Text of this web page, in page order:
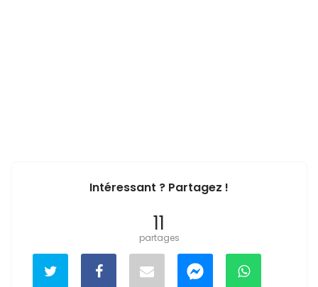
Intéressant ? Partagez !
11
partages